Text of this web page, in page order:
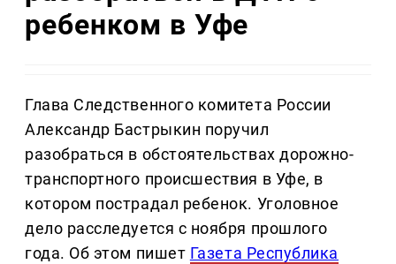
ребенком в Уфе
Глава Следственного комитета России
Александр Бастрыкин поручил
разобраться в обстоятельствах дорожно-
транспортного происшествия в Уфе, в
котором пострадал ребенок. Уголовное
дело расследуется с ноября прошлого
года. Об этом пишет Газета Республика